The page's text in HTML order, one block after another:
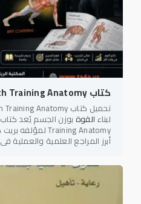
كتاب Bodyweight Strength Training Anatomy
لبناء القوة
أبرز المراجع العلمية والعملية في